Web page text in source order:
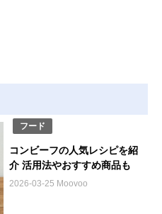
フード
コンビーフの人気レシピを紹
介 活用法やおすすめ商品も
2026-03-25 Moovoo